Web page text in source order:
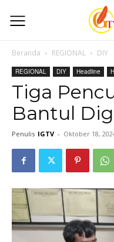
Beranda REGIONAL DIY
REGIONAL DIY Headline
Tiga
Bantul
Penulis IGTV - Oktober 18,